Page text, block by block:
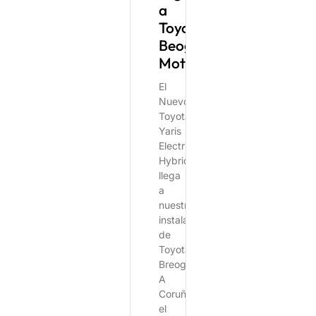
a
Toyota
Beogán
Motor
El
Nuevo
Toyota
Yaris
Electric
Hybrid
llega
a
nuestras
instalaciones
de
Toyota
Breogán
A
Coruña
el